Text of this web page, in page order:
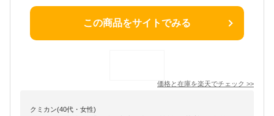
この商品をサイトでみる
価格と在庫を楽天でチェック >>
クミカン(40代・女性)